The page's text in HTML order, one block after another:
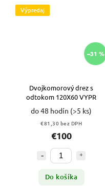
Výpredaj
–31 %
Dvojkomorový drez s
odtokom 120X60 VYPR
do 48 hodín (>5 ks)
€81,30 bez DPH
€100
Do košíka